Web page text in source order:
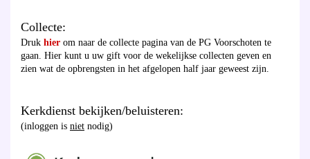
Collecte:
Druk hier om naar de collecte pagina van de PG Voorschoten te
gaan. Hier kunt u uw gift voor de wekelijkse collecten geven en
zien wat de opbrengsten in het afgelopen half jaar geweest zijn.
Kerkdienst bekijken/beluisteren:
(inloggen is niet nodig)